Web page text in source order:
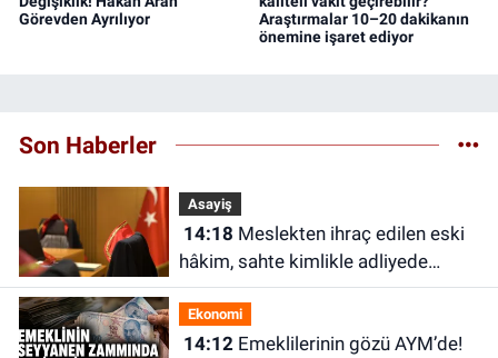
Görevden Ayrılıyor
Araştırmalar 10–20 dakikanın
önemine işaret ediyor
Son Haberler
Asayiş
14:18
hâkim, sahte kimlikle adliyede
yakalandı
Ekonomi
14:12Emeklilerinin gözü AYM’de!